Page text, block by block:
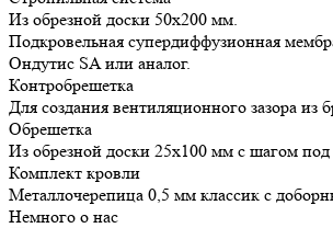
Из обрезной доски 50х200 мм.
Подкровельная супердиффузионная
Ондутис SA или аналог.
Контробрешетка
Для создания вентиляционного зазора из
Обрешетка
Из обрезной доски 25х100 мм с шагом под
Комплект кровли
Металлочерепица 0,5 мм классик с
Немного о нас